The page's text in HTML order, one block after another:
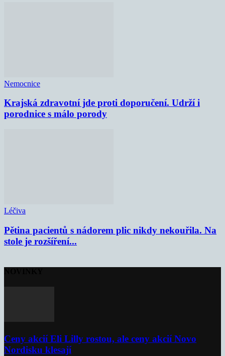
Nemocnice
Krajská zdravotní jde proti doporučení. Udrží i
porodnice s málo porody
Léčiva
Pětina pacientů s nádorem plic nikdy nekouřila. Na
stole je rozšíření...
Ceny akcií Eli Lilly rostou, ale ceny akcií Novo
Nordisku klesají